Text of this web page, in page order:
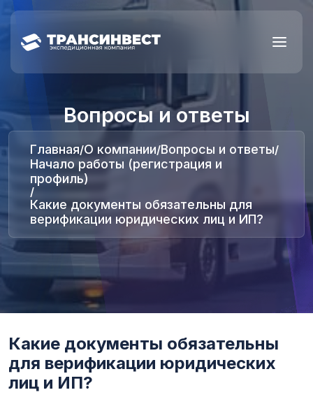
Вопросы и ответы
Главная/О компании/Вопросы и ответы/
Начало работы (регистрация и
профиль)
/
Какие документы обязательны для
верификации юридических лиц и ИП?
Какие документы обязательны
для верификации юридических
лиц и ИП?